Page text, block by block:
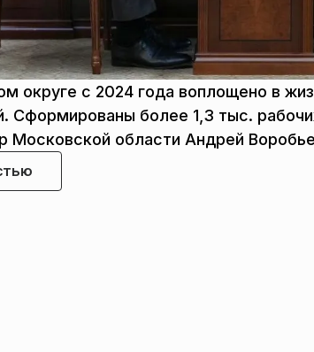
округе с 2024 года воплощено в
Сформированы более 1,3 тыс.
Московской области Андрей